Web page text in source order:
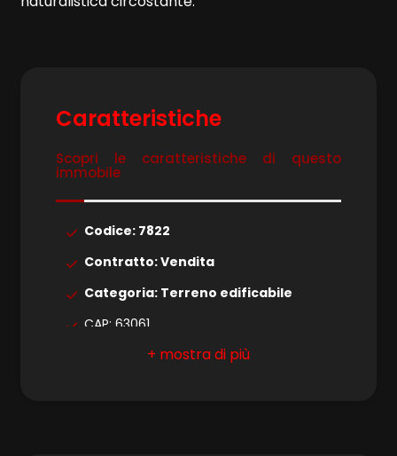
Caratteristiche
Scopri le caratteristiche di questo
immobile
Codice: 7822
Contratto: Vendita
Categoria: Terreno edificabile
CAP: 63061
Comune: Massignano
3
5+
Bagni
Qualsiasi